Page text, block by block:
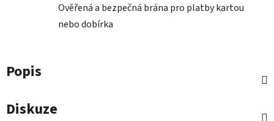
Ověřená a bezpečná brána pro platby kartou
nebo dobírka
Popis
Diskuze